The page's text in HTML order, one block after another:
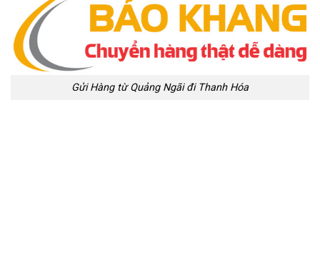
Gửi Hàng từ Quảng Ngãi đi Thanh Hóa